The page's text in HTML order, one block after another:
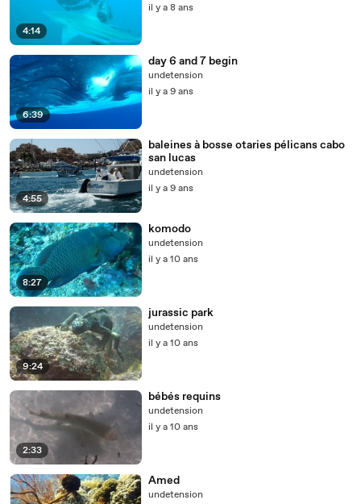
4:14
il y a 8 ans
6:39
day 6 and 7 begin
undetension
il y a 9 ans
4:55
baleines à bosse otaries pélicans cabo
san lucas
undetension
il y a 9 ans
8:27
komodo
undetension
il y a 10 ans
9:24
jurassic park
undetension
il y a 10 ans
2:33
bébés requins
undetension
il y a 10 ans
Amed
undetension